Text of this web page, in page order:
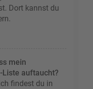
Dort kannst du
mein
Liste auftaucht?
findest du in